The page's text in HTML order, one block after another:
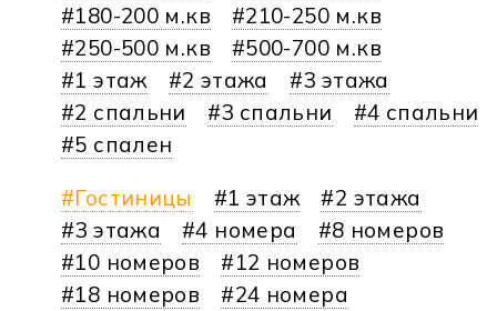
180-200 м.кв
210-250 м.кв
250-500 м.кв
500-700 м.кв
1 этаж
2 этажа
3 этажа
2 спальни
3 спальни
4 спальни
5 спален
Гостиницы
1 этаж
2 этажа
3 этажа
4 номера
8 номеров
10 номеров
12 номеров
18 номеров
24 номера